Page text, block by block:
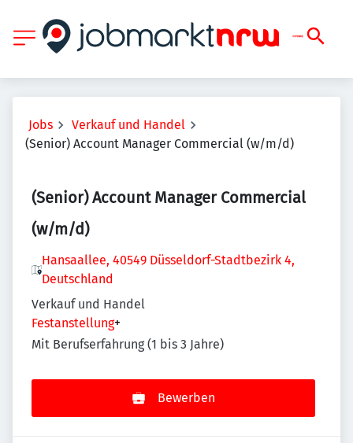
Jobs
Verkauf und Handel
(Senior) Account Manager Commercial (w/m/d)
(Senior) Account Manager Commercial
(w/m/d)
Hansaallee, 40549 Düsseldorf-Stadtbezirk 4,
Deutschland
Verkauf und Handel
Festanstellung+
Mit Berufserfahrung (1 bis 3 Jahre)
Bewerben